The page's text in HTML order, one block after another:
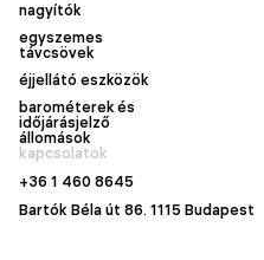
nagyítók
egyszemes
távcsövek
éjjellátó eszközök
barométerek és
időjárásjelző
állomások
kapcsolatok
+36 1 460 8645
Bartók Béla út 86. 1115 Budapest